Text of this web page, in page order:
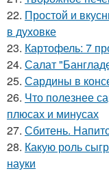
22. Простой и
в духовке
23. Картофель: 7
24. Салат
25. Сардины в
26. Что полезнее
плюсах и минусах
27. Сбитень.
28. Какую роль
науки